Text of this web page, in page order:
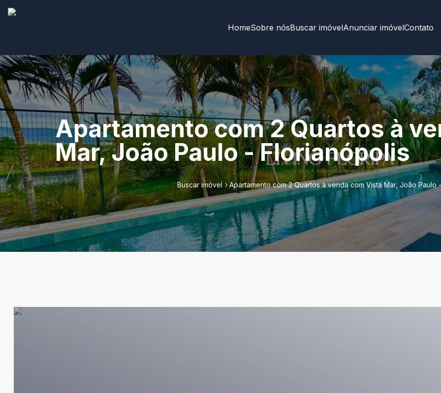
HomeSobre nósBuscar imóvelAnunciar imóvelContato
Apartamento com 2 Quartos à
Mar, João Paulo - Florianópolis
Buscar imóvel Apartamento com 2 Quartos à venda com Vista Mar, João Paulo